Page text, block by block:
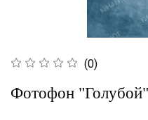
(0)
Фотофон